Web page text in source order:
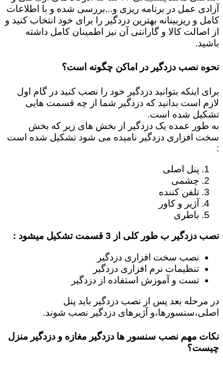
آزادی عمل در برنامه ریزی و...بررسی شده و با اطلاعات
کامل و ریزبینانه بهترین دزدگیر را برای خود انتخاب کنید و
از اصالت کالا و گارانتی آن نیز اطمینان کامل داشته
باشید.
نحوه نصب دزدگیر در اماکن چگونه است؟
برای اینکه بتوانید دزدگیر خود را نصب کنید در گام اول
لازم است بدانید که دزدگیر شما از چه قسمت هایی
تشکیل شده است.
به طور عمده یک دزدگیر از بخش های زیر که بخش
سخت افزاری دزدگیر نامیده می شود تشکیل شده است
:
پنل اصلی
چشمی
تلفن کننده
آژیر و کاور
باطری
نصب دزدگیر ب طور کلی از 3 قسمت تشکیل میشود :
نصب سخت افزاری دزدگیر
تنظیمات نرم افزاری دزدگیر
تست و آموزش استفاده از دزدگیر
در مرحله بعد پس از نصب دزدگیر باید پنل
اصلی،سنسورها،و آژیرهای دزدگیر نصب شوند.
نکات مهم نصب سنسور ها دزدگیر مغازه و دزدگیر منزل
چیست؟